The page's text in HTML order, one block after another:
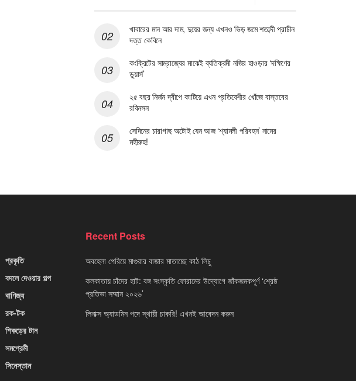
খাবারের মান আর দাম, দুয়ের জন্য এখনও ভিড় জমে শতাব্দী প্রাচীন
দত্ত কেবিনে
কংক্রিটের সাম্রাজ্যের মাঝেই ব্যতিক্রমী নজির হাওড়ার ‘দক্ষিণের
ডুয়ার্স’
২৫ বছর নির্জন দ্বীপে কাটিয়ে এখন প্রতিবেশীর খোঁজে বাস্তবের
রবিনসন
সেদিনের চারাগাছ অটোই যেন আজ ‘শ্যামলী পরিবহন’ নামের
মহীরুহ!
প্রকৃতি
বদলে দেওয়ার গল্প
বাণিজ্য
রক-টক
শিকড়ের টান
সমপ্রেমী
সিনেস্তান
Recent Posts
অবহেলা পেরিয়ে মাগুরার বাজার মাতাচ্ছে কাঠ লিচু
কলকাতায় চাঁদের হাট: বঙ্গ সংস্কৃতি ফোরামের উদ্যোগে জাঁকজমকপূর্ণ ‘শ্রেষ্ঠ
প্রতিভা সম্মান ২০২৬’
লিনাক্স অ্যাডমিন পদে স্থায়ী চাকরি! এখনই আবেদন করুন